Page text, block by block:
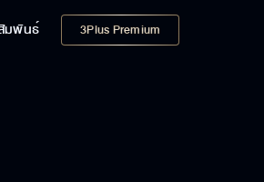
มพันธ์ 3Plus Premium